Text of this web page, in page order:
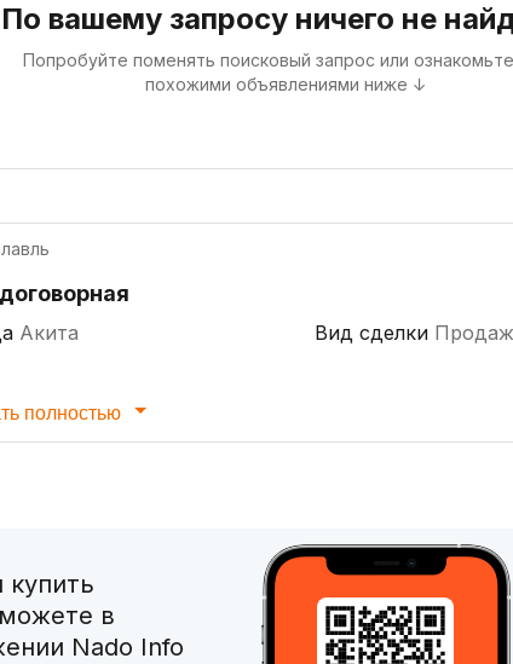
По вашему запросу ничего не
Попробуйте поменять поисковый запрос или
похожими объявлениями ниже ↓
Акита Вид сделки
полностью
в
Nado Info